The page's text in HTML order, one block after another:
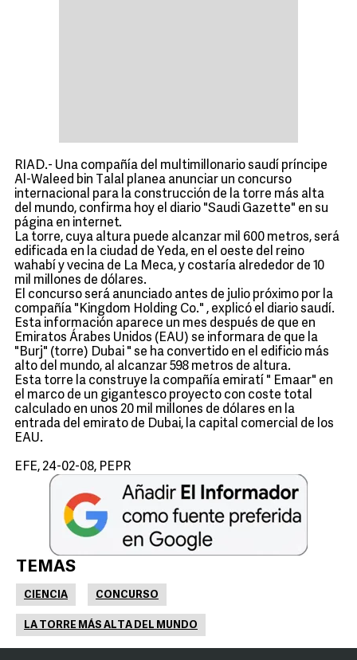
RIAD.- Una compañía del multimillonario saudí príncipe
Al-Waleed bin Talal planea anunciar un concurso
internacional para la construcción de la torre más alta
del mundo, confirma hoy el diario "Saudi Gazette" en su
página en internet.
La torre, cuya altura puede alcanzar mil 600 metros, será
edificada en la ciudad de Yeda, en el oeste del reino
wahabí y vecina de La Meca, y costaría alrededor de 10
mil millones de dólares.
El concurso será anunciado antes de julio próximo por la
compañía "Kingdom Holding Co." , explicó el diario saudí.
Esta información aparece un mes después de que en
Emiratos Árabes Unidos (EAU) se informara de que la
"Burj" (torre) Dubai " se ha convertido en el edificio más
alto del mundo, al alcanzar 598 metros de altura.
Esta torre la construye la compañía emiratí " Emaar" en
el marco de un gigantesco proyecto con coste total
calculado en unos 20 mil millones de dólares en la
entrada del emirato de Dubai, la capital comercial de los
EAU.
EFE, 24-02-08, PEPR
TEMAS
CIENCIA CONCURSO
LA TORRE MÁS ALTA DEL MUNDO